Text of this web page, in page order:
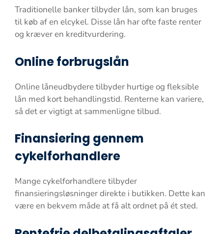
Traditionelle banker tilbyder lån, som kan bruges
til køb af en elcykel. Disse lån har ofte faste renter
og kræver en kreditvurdering.
Online forbrugslån
Online låneudbydere tilbyder hurtige og fleksible
lån med kort behandlingstid. Renterne kan variere,
så det er vigtigt at sammenligne tilbud.
Finansiering gennem
cykelforhandlere
Mange cykelforhandlere tilbyder
finansieringsløsninger direkte i butikken. Dette kan
være en bekvem måde at få alt ordnet på ét sted.